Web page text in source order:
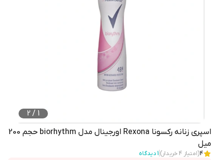
1
/
2
اسپری زنانه رکسونا Rexona اورجینال مدل biorhythm حجم 200
میل
4(امتیاز 4خریدار) 1دیدگاه